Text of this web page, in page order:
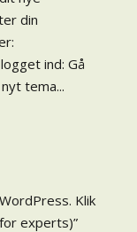
din
ind: Gå
tema...
Klik
experts)”